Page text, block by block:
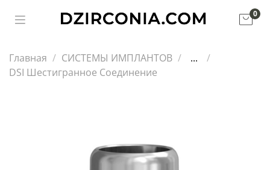
0
Главная СИСТЕМЫ ИМПЛАНТОВ
...
DSI Шестигранное Соединение